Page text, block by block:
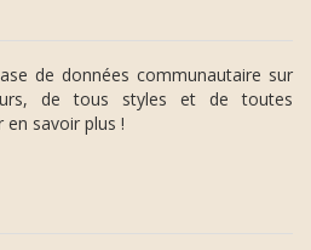
de données communautaire sur
de tous styles et de toutes
en savoir plus !